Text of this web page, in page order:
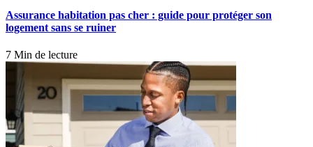
Assurance habitation pas cher : guide pour protéger son
logement sans se ruiner
7 Min de lecture